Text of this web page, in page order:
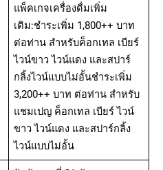
แพ็คเกจเครื่องดื่มเพิ่ม
เติม:ชำระเพิ่ม 1,800++ บาท
ต่อท่าน สำหรับค็อกเทล เบียร์
ไวน์ขาว ไวน์แดง และสปาร์
กลิ้งไวน์แบบไม่อั้นชำระเพิ่ม
3,200++ บาท ต่อท่าน สำหรับ
แชมเปญ ค็อกเทล เบียร์ ไวน์
ขาว ไวน์แดง และสปาร์กลิ้ง
ไวน์แบบไม่อั้น